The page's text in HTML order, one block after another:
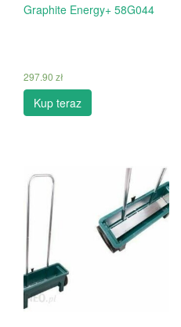
Graphite Energy+ 58G044
297.90 zł
Kup teraz